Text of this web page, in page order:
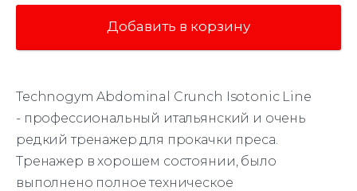
Добавить в корзину
Technogym Abdominal Crunch Isotonic Line
- профессиональный итальянский и очень
редкий тренажер для прокачки преса.
Тренажер в хорошем состоянии, было
выполнено полное техническое